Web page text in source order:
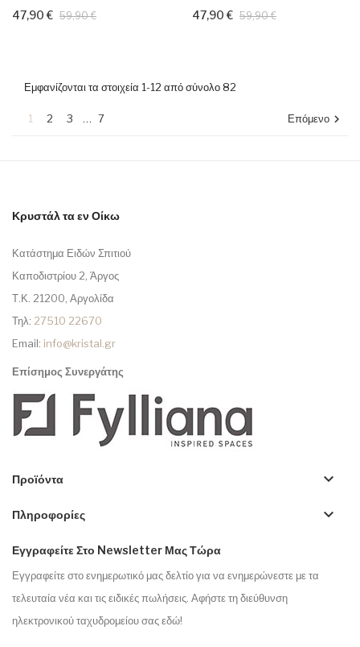
47,90 € 59,90 € 47,90 € 59,90 €
Εμφανίζονται τα στοιχεία 1-12 από σύνολο 82
1 2 3 … 7 Επόμενο 
Κρυστάλ τα εν Οίκω
Κατάστημα Ειδών Σπιτιού
Καποδιστρίου 2, Άργος
Τ.Κ. 21200, Αργολίδα
Τηλ: 27510 22670
Email: info@kristal.gr
Επίσημος Συνεργάτης
Προϊόντα keyboard_arrow_down
Πληροφορίες keyboard_arrow_down
Εγγραφείτε Στο Newsletter Μας Τώρα
Εγγραφείτε στο ενημερωτικό μας δελτίο για να ενημερώνεστε με τα
τελευταία νέα και τις ειδικές πωλήσεις. Αφήστε τη διεύθυνση
ηλεκτρονικού ταχυδρομείου σας εδώ!